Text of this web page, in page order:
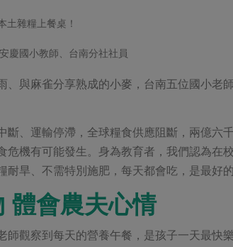
雜糧上餐桌！
慶國小教師、台南分社社員
、與麻雀分享熟成的小麥，台南五位國小老
斷、運輸停滯，全球糧食供應阻斷，兩億六
危機有可能發生。身為教育者，我們認為在
耐旱、不需特別施肥，每天都會吃，是最好的
體會農夫心情
師觀察到每天的營養午餐，是孩子一天最快